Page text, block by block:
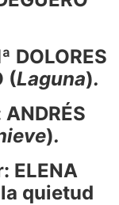
DOLORES
(Laguna).
).
ELENA
quietud